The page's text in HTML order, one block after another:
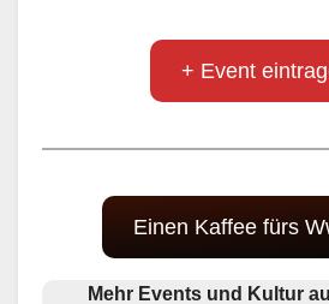
+ Event
Einen Kaffee fürs
Mehr Events und Kultur